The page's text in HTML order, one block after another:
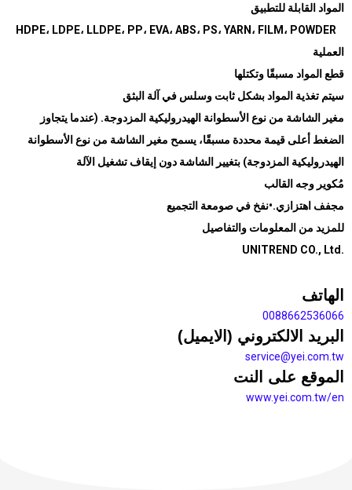
المواد القابلة للتطبيق
HDPE، LDPE، LLDPE، PP، EVA، ABS، PS، YARN ، FILM ، POWDER
العملية
قطع المواد مسبقًا وتكتلها
سيتم تغذية المواد بشكل ثابت وسلس في آلة البثق
مغير الشاشة من نوع الأسطوانة الهيدروليكية المزدوجة. (عندما يتجاوز
الضغط أعلى قيمة محددة مسبقًا، يسمح مغير الشاشة من نوع الأسطوانة
الهيدروليكية المزدوجة) بتغيير الشاشة دون إيقاف تشغيل الآلة
مُكوير وجه القالب
مجفف اهتزازي.•نفخ في صومعة التجميع
للمزيد من المعلومات والتفاصيل
UNITREND CO., Ltd.
الهاتف
0088662536066
البريد الالكتروني (الايميل)
service@yei.com.tw
الموقع على النت
www.yei.com.tw/en